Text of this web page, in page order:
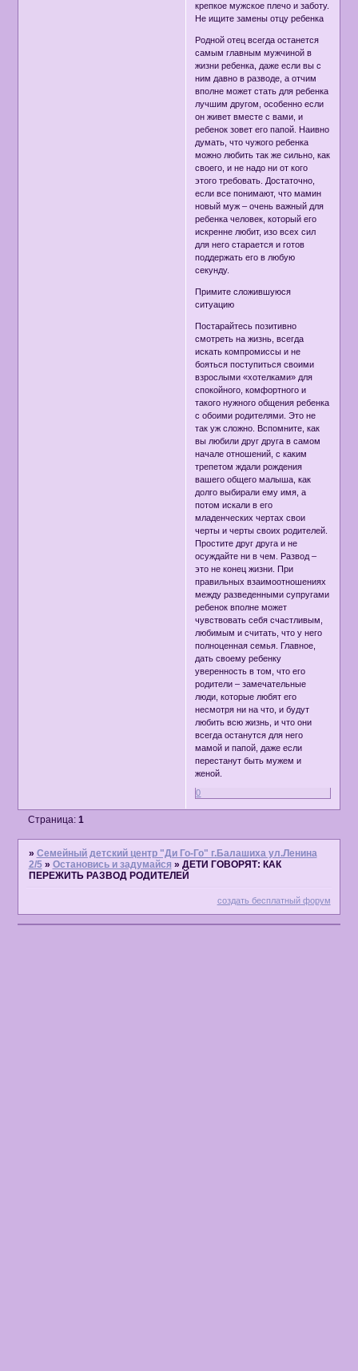
крепкое мужское плечо и заботу.
Не ищите замены отцу ребенка
Родной отец всегда останется
самым главным мужчиной в
жизни ребенка, даже если вы с
ним давно в разводе, а отчим
вполне может стать для ребенка
лучшим другом, особенно если
он живет вместе с вами, и
ребенок зовет его папой. Наивно
думать, что чужого ребенка
можно любить так же сильно, как
своего, и не надо ни от кого
этого требовать. Достаточно,
если все понимают, что мамин
новый муж – очень важный для
ребенка человек, который его
искренне любит, изо всех сил
для него старается и готов
поддержать его в любую
секунду.
Примите сложившуюся
ситуацию
Постарайтесь позитивно
смотреть на жизнь, всегда
искать компромиссы и не
бояться поступиться своими
взрослыми «хотелками» для
спокойного, комфортного и
такого нужного общения ребенка
с обоими родителями. Это не
так уж сложно. Вспомните, как
вы любили друг друга в самом
начале отношений, с каким
трепетом ждали рождения
вашего общего малыша, как
долго выбирали ему имя, а
потом искали в его
младенческих чертах свои
черты и черты своих родителей.
Простите друг друга и не
осуждайте ни в чем. Развод –
это не конец жизни. При
правильных взаимоотношениях
между разведенными супругами
ребенок вполне может
чувствовать себя счастливым,
любимым и считать, что у него
полноценная семья. Главное,
дать своему ребенку
уверенность в том, что его
родители – замечательные
люди, которые любят его
несмотря ни на что, и будут
любить всю жизнь, и что они
всегда останутся для него
мамой и папой, даже если
перестанут быть мужем и
женой.
0
Страница: 1
» Семейный детский центр "Ди Го-Го" г.Балашиха ул.Ленина
2/5 » Остановись и задумайся » ДЕТИ ГОВОРЯТ: КАК
ПЕРЕЖИТЬ РАЗВОД РОДИТЕЛЕЙ
создать бесплатный форум